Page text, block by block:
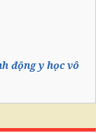
động y học vô